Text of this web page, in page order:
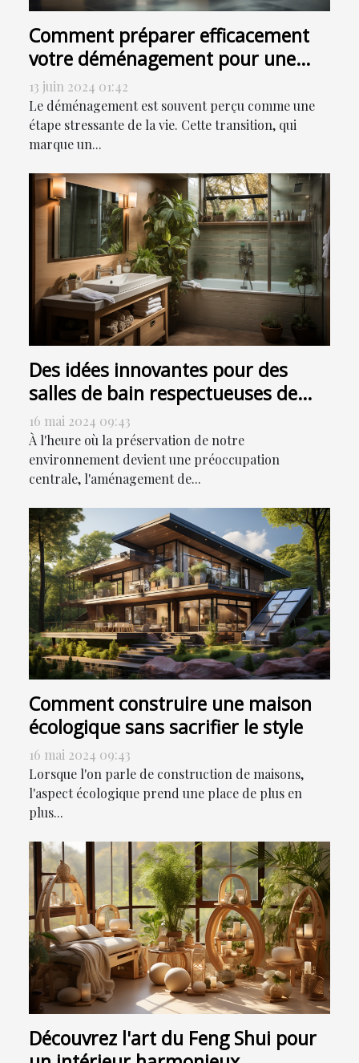
Comment préparer efficacement
votre déménagement pour une
transition en douceur
13 juin 2024 01:42
Le déménagement est souvent perçu comme une
étape stressante de la vie. Cette transition, qui
marque un...
Des idées innovantes pour des
salles de bain respectueuses de
l'environnement
16 mai 2024 09:43
À l'heure où la préservation de notre
environnement devient une préoccupation
centrale, l'aménagement de...
Comment construire une maison
écologique sans sacrifier le style
16 mai 2024 09:43
Lorsque l'on parle de construction de maisons,
l'aspect écologique prend une place de plus en
plus...
Découvrez l'art du Feng Shui pour